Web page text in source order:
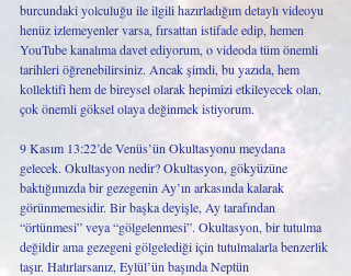
burcundaki yolculuğu ile ilgili hazırladığım detaylı videoyu
henüz izlemeyenler varsa, fırsattan istifade edip, hemen
YouTube kanalıma davet ediyorum, o videoda tüm önemli
tarihleri öğrenebilirsiniz. Ancak şimdi, bu yazıda, hem
kollektifi hem de bireysel olarak hepimizi etkileyecek olan,
çok önemli göksel olaya değinmek istiyorum.
9 Kasım 13:22’de Venüs’ün Okultasyonu meydana
gelecek. Okultasyon nedir? Okultasyon, gökyüzüne
baktığımızda bir gezegenin Ay’ın arkasında kalarak
görünmemesidir. Bir başka deyişle, Ay tarafından
“örtünmesi” veya “gölgelenmesi”. Okultasyon, bir tutulma
değildir ama gezegeni gölgelediği için tutulmalarla benzerlik
taşır. Hatırlarsanız, Eylül’ün başında Neptün